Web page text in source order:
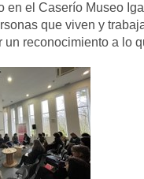
en el Caserío Museo
que viven y
un reconocimiento a lo